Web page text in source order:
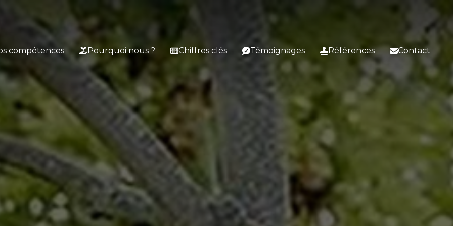
compétences Pourquoi nous ? Chiffres clés Témoignages Références Contact